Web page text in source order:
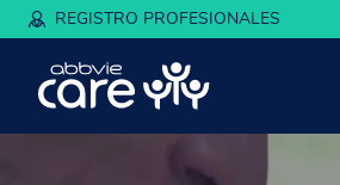
REGISTRO PROFESIONALES